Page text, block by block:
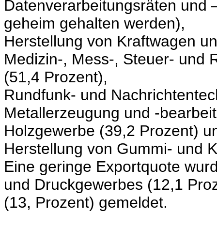
Datenverarbeitungsräten und
geheim gehalten werden),
Herstellung von Kraftwagen
Medizin-, Mess-, Steuer- und
(51,4 Prozent),
Rundfunk- und
Metallerzeugung und -
Holzgewerbe (39,2 Prozent)
Herstellung von Gummi- und
Eine geringe Exportquote
und Druckgewerbes (12,1
(13, Prozent) gemeldet.